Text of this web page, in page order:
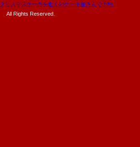
クリスマスケーキを近くのケーキ屋さんで予約！
All Rights Reserved.